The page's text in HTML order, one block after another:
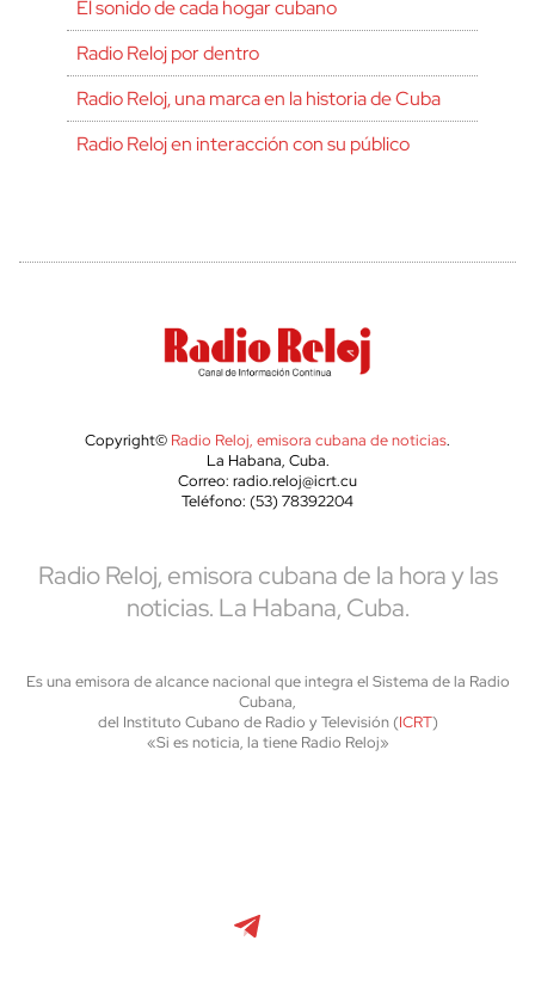
El sonido de cada hogar cubano
Radio Reloj por dentro
Radio Reloj, una marca en la historia de Cuba
Radio Reloj en interacción con su público
Copyright© Radio Reloj, emisora cubana de noticias.
La Habana, Cuba.
Correo: radio.reloj@icrt.cu
Teléfono: (53) 78392204
Radio Reloj, emisora cubana de la hora y las
noticias. La Habana, Cuba.
Es una emisora de alcance nacional que integra el Sistema de la Radio
Cubana,
del Instituto Cubano de Radio y Televisión (ICRT)
«Si es noticia, la tiene Radio Reloj»